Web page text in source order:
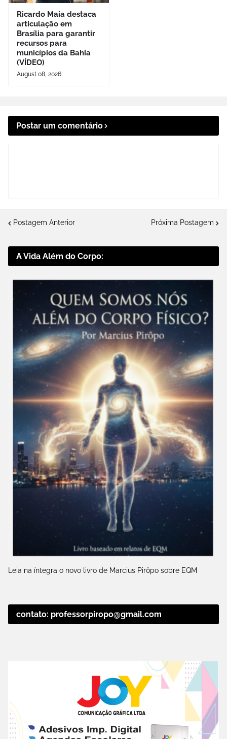
Ricardo Maia destaca
articulação em
Brasília para garantir
recursos para
municípios da Bahia
(VÍDEO)
August 08, 2026
Postar um comentário
Postagem Anterior Próxima Postagem
A Vida Além do Corpo:
Leia na íntegra o novo livro de Marcius Pirôpo sobre EQM
contato: professorpiropo@gmail.com